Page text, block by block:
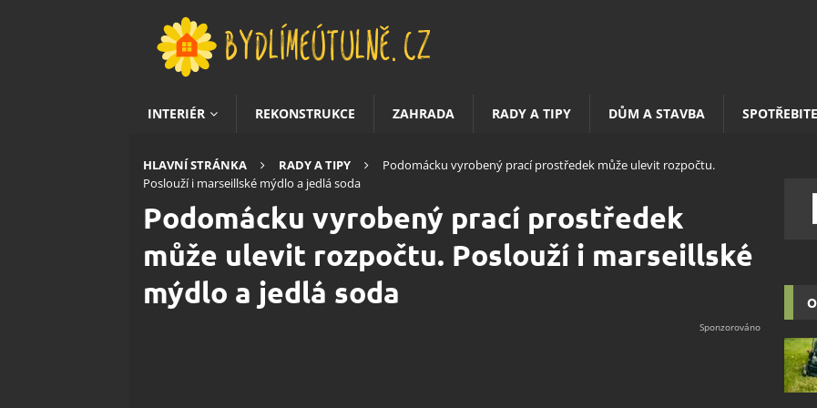
INTERIÉR REKONSTRUKCE ZAHRADA RADY A TIPY DŮM A STAVBA
HLAVNÍ STRÁNKA RADY A TIPY
Podomácku vyrobený prací prostředek může ulevit rozpočtu.
Poslouží i marseillské mýdlo a jedlá soda
Podomácku vyrobený prací prostředek
může ulevit rozpočtu. Poslouží i marseillské
mýdlo a jedlá soda